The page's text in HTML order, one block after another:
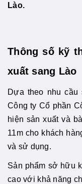
Lào.
Thông số kỹ
xuất sang Lào
Dựa theo nhu cầu
Công ty Cổ phần
hiện sản xuất và
11m cho khách
và sử dụng.
Sản phẩm sở hữu
cao với khả năng